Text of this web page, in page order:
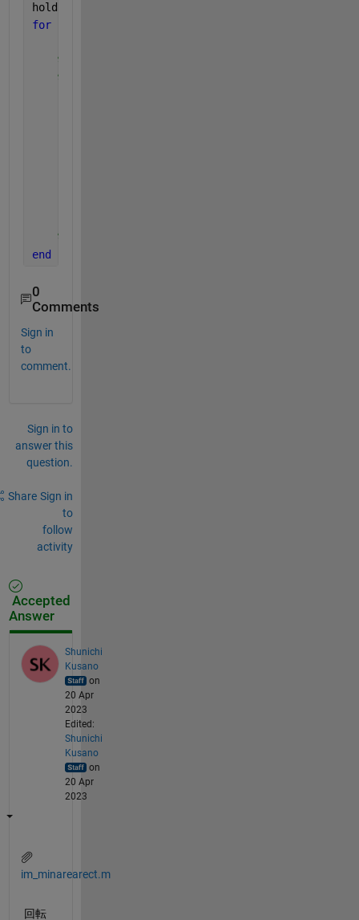
hold
for
%aspectRatio = boundingBox(3)/boundingBox(4);
%if aspectRatio >= 0.95 && aspectRatio <= 1.05
%end
end
0
Comments
Sign in
to
comment.
Sign in to
answer this
question.
Share Sign in
to
follow
activity
Accepted
Answer
Shunichi
Kusano
on
20 Apr
2023
Edited:
Shunichi
Kusano
on
20 Apr
2023
im_minarearect.m
回転